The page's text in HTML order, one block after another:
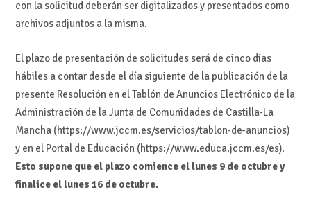
con la solicitud deberán ser digitalizados y presentados como
archivos adjuntos a la misma.
El plazo de presentación de solicitudes será de cinco días
hábiles a contar desde el día siguiente de la publicación de la
presente Resolución en el Tablón de Anuncios Electrónico de la
Administración de la Junta de Comunidades de Castilla-La
Mancha (https://www.jccm.es/servicios/tablon-de-anuncios)
y en el Portal de Educación (https://www.educa.jccm.es/es).
Esto supone que el plazo comience el lunes 9 de octubre y
finalice el lunes 16 de octubre.